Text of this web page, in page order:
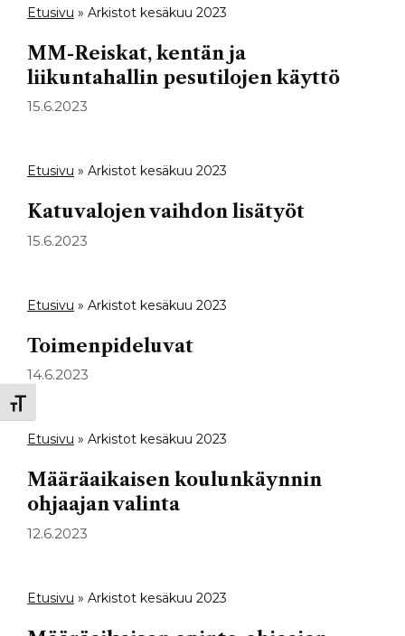
Toggle Font size
Etusivu » Arkistot kesäkuu 2023
MM-Reiskat, kentän ja
liikuntahallin pesutilojen käyttö
15.6.2023
Etusivu » Arkistot kesäkuu 2023
Katuvalojen vaihdon lisätyöt
15.6.2023
Etusivu » Arkistot kesäkuu 2023
Toimenpideluvat
14.6.2023
Etusivu » Arkistot kesäkuu 2023
Määräaikaisen koulunkäynnin
ohjaajan valinta
12.6.2023
Etusivu » Arkistot kesäkuu 2023